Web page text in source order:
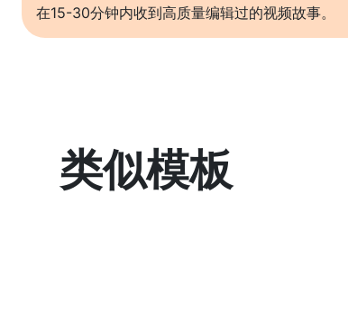
在15-30分钟内收到高质量编辑过的视频故事。
类似模板